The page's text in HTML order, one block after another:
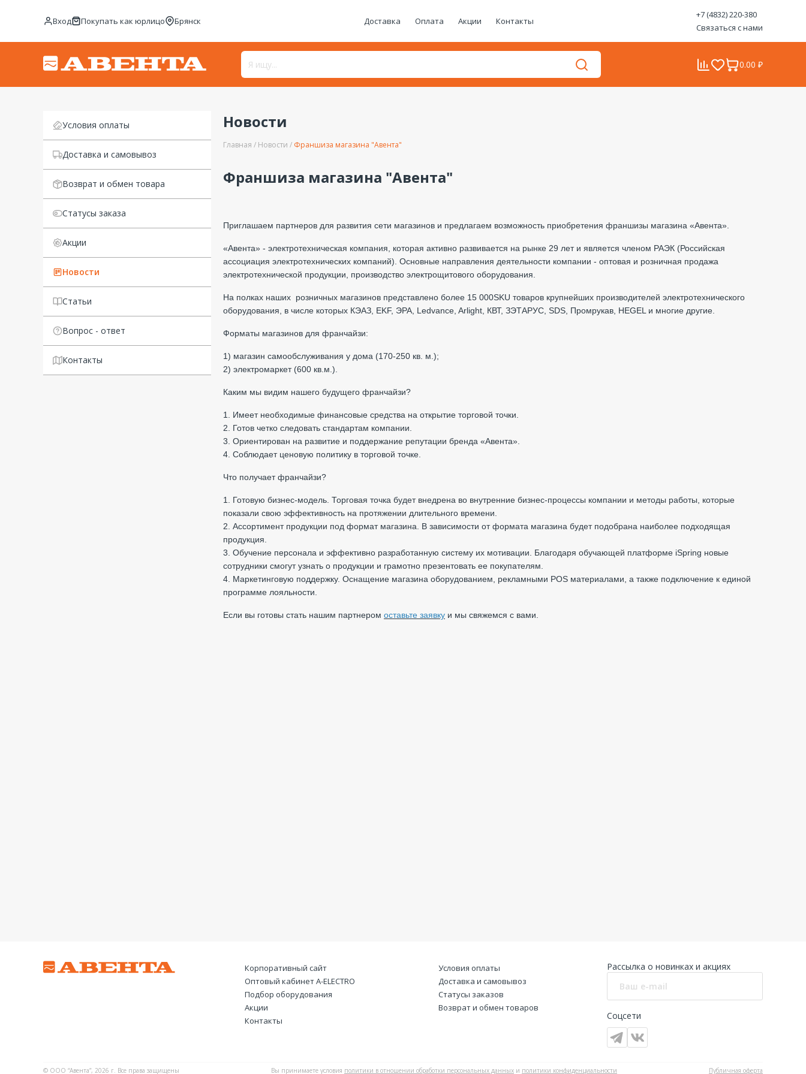
Вход Покупать как юрлицо Брянск Доставка Оплата Акции Контакты
+7 (4832) 220-380
Связаться с нами
0.00 ₽
Условия оплаты
Доставка и самовывоз
Возврат и обмен товара
Статусы заказа
Акции
Новости
Статьи
Вопрос - ответ
Контакты
Новости
Главная Новости Франшиза магазина "Авента"
Франшиза магазина "Авента"
Приглашаем партнеров для развития сети магазинов и предлагаем возможность приобретения франшизы магазина «Авента».
«Авента» - электротехническая компания, которая активно развивается на рынке 29 лет и является членом РАЭК (Российская
ассоциация электротехнических компаний). Основные направления деятельности компании - оптовая и розничная продажа
электротехнической продукции, производство электрощитового оборудования.
На полках наших розничных магазинов представлено более 15 000SKU товаров крупнейших производителей электротехнического
оборудования, в числе которых КЭАЗ, EKF, ЭРА, Ledvance, Arlight, КВТ, ЗЭТАРУС, SDS, Промрукав, HEGEL и многие другие.
Форматы магазинов для франчайзи:
1) магазин самообслуживания у дома (170-250 кв. м.);
2) электромаркет (600 кв.м.)
Каким мы видим нашего будущего франчайзи?
1. Имеет необходимые финансовые средства на открытие торговой точки.
2. Готов четко следовать стандартам компании.
3. Ориентирован на развитие и поддержание репутации бренда «Авента».
4. Соблюдает ценовую политику в торговой точке.
Что получает франчайзи?
1. Готовую бизнес-модель. Торговая точка будет внедрена во внутренние бизнес-процессы компании и методы работы, которые
показали свою эффективность на протяжении длительного времени.
2. Ассортимент продукции под формат магазина. В зависимости от формата магазина будет подобрана наиболее подходящая
продукция.
3. Обучение персонала и эффективно разработанную систему их мотивации. Благодаря обучающей платформе iSpring новые
сотрудники смогут узнать о продукции и грамотно презентовать ее покупателям.
4. Маркетинговую поддержку. Оснащение магазина оборудованием, рекламными POS материалами, а также подключение к единой
программе лояльности.
Если вы готовы стать нашим партнером оставьте заявку и мы свяжемся с вами.
Корпоративный сайт
Оптовый кабинет А-ELECTRO
Подбор оборудования
Акции
Контакты
Условия оплаты
Доставка и самовывоз
Статусы заказов
Возврат и обмен товаров
Рассылка о новинках и акциях
Соцсети
© ООО “Авента”, 2026 г. Все права защищены Вы принимаете условия политики в отношении обработки персональных данных и политики конфиденциальности Публичная оферта